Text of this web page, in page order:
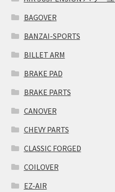
BAGOVER
BANZAI-SPORTS
BILLET ARM
BRAKE PAD
BRAKE PARTS
CANOVER
CHEVY PARTS
CLASSIC FORGED
COILOVER
EZ-AIR